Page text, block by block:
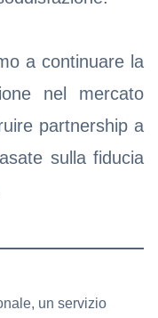
a continuare la
nel mercato
partnership a
sulla fiducia
un servizio